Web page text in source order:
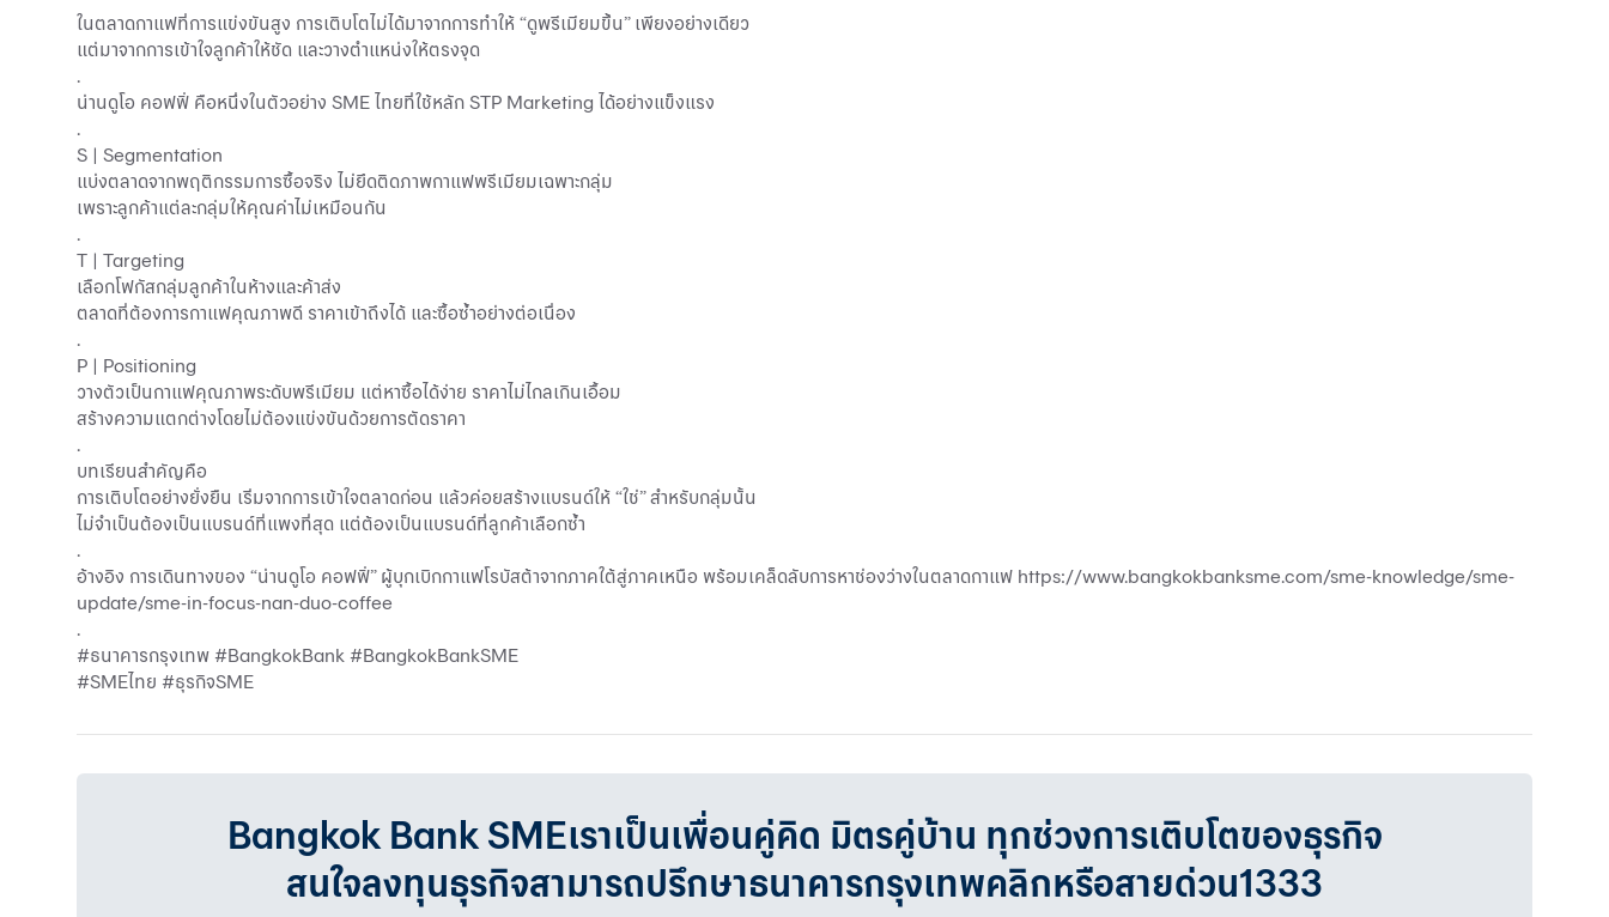
ในตลาดกาแฟที่การแข่งขันสูง การเติบโตไม่ได้มาจากการทำให้ “ดูพรีเมียมขึ้น” เพียงอย่างเดียว
แต่มาจากการเข้าใจลูกค้าให้ชัด และวางตำแหน่งให้ตรงจุด
.
น่านดูโอ คอฟฟี่ คือหนึ่งในตัวอย่าง SME ไทยที่ใช้หลัก STP Marketing ได้อย่างแข็งแรง
.
S | Segmentation
แบ่งตลาดจากพฤติกรรมการซื้อจริง ไม่ยึดติดภาพกาแฟพรีเมียมเฉพาะกลุ่ม
เพราะลูกค้าแต่ละกลุ่มให้คุณค่าไม่เหมือนกัน
.
T | Targeting
เลือกโฟกัสกลุ่มลูกค้าในห้างและค้าส่ง
ตลาดที่ต้องการกาแฟคุณภาพดี ราคาเข้าถึงได้ และซื้อซ้ำอย่างต่อเนื่อง
.
P | Positioning
วางตัวเป็นกาแฟคุณภาพระดับพรีเมียม แต่หาซื้อได้ง่าย ราคาไม่ไกลเกินเอื้อม
สร้างความแตกต่างโดยไม่ต้องแข่งขันด้วยการตัดราคา
.
บทเรียนสำคัญคือ
การเติบโตอย่างยั่งยืน เริ่มจากการเข้าใจตลาดก่อน แล้วค่อยสร้างแบรนด์ให้ “ใช่” สำหรับกลุ่มนั้น
ไม่จำเป็นต้องเป็นแบรนด์ที่แพงที่สุด แต่ต้องเป็นแบรนด์ที่ลูกค้าเลือกซ้ำ
.
อ้างอิง การเดินทางของ “น่านดูโอ คอฟฟี่” ผู้บุกเบิกกาแฟโรบัสต้าจากภาคใต้สู่ภาคเหนือ พร้อมเคล็ดลับการหาช่องว่างในตลาดกาแฟ https://www.bangkokbanksme.com/sme-knowledge/sme-
update/sme-in-focus-nan-duo-coffee
.
#ธนาคารกรุงเทพ #BangkokBank #BangkokBankSME
#SMEไทย #ธุรกิจSME
Bangkok Bank SMEเราเป็นเพื่อนคู่คิด มิตรคู่บ้าน ทุกช่วงการเติบโตของธุรกิจ
สนใจลงทุนธุรกิจสามารถปรึกษาธนาคารกรุงเทพคลิกหรือสายด่วน1333